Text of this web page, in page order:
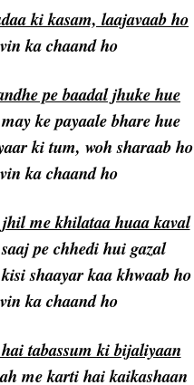
ki kasam, laajavaab ho
ka chaand ho
pe baadal jhuke hue
ke payaale bhare hue
ki tum, woh sharaab ho
ka chaand ho
me khilataa huaa kaval
pe chhedi hui gazal
shaayar kaa khwaab ho
ka chaand ho
tabassum ki bijaliyaan
me karti hai kaikashaan